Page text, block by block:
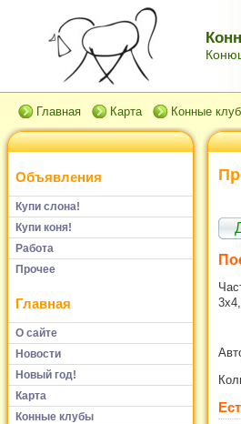
Главная Карта Конные
Объявления
Купи слона!
Купи коня!
Работа
Прочее
Главная
О сайте
Новости
Новый год!
Карта
Конные клубы